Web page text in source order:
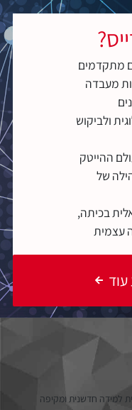
מתקדמים
מעבדה
ולביקוש
ההייטק
עם קהילה של
בכיתה,
עוד
למידה חדשנית ומקיפה